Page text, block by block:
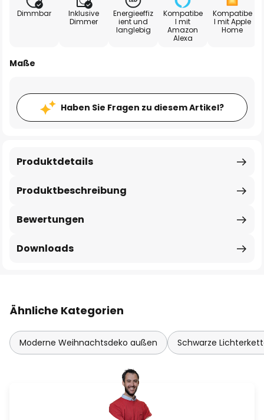
Dimmbar
Inklusive
Dimmer
Energieeffiz
ient und
langlebig
Kompatibe
l mit
Amazon
Alexa
Kompatibe
l mit Apple
Home
Maße
Haben Sie Fragen zu diesem Artikel?
Produktbeschreibung
Produktdetails
Bewertungen
Downloads
Ähnliche Kategorien
Moderne Weihnachtsdeko außen Schwarze